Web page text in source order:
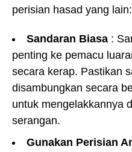
perisian hasad yang lain:
Sandaran Biasa :
penting ke pemacu
secara kerap. Pastikan
disambungkan secara
untuk mengelakkannya
serangan.
Gunakan Perisian